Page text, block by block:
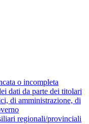
o incompleta
dati da parte dei titolari
di amministrazione, di
regionali/provinciali